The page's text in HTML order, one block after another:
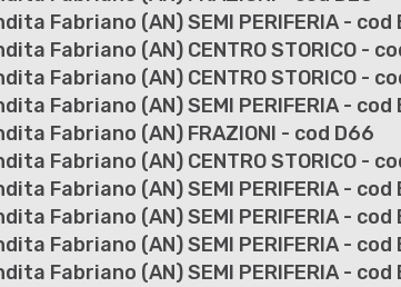
Fabriano (AN) SEMI PERIFERIA - cod
Fabriano (AN) CENTRO STORICO -
Fabriano (AN) CENTRO STORICO -
Fabriano (AN) SEMI PERIFERIA - cod
Fabriano (AN) FRAZIONI - cod D66
Fabriano (AN) CENTRO STORICO -
Fabriano (AN) SEMI PERIFERIA - cod
Fabriano (AN) SEMI PERIFERIA - cod
Fabriano (AN) SEMI PERIFERIA - cod
Fabriano (AN) SEMI PERIFERIA - cod